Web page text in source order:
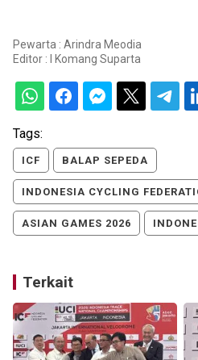
Pewarta : Arindra Meodia
Editor :
I Komang Suparta
Tags:
ICF BALAP SEPEDA
INDONESIA CYCLING
ASIAN GAMES 2026
Terkait